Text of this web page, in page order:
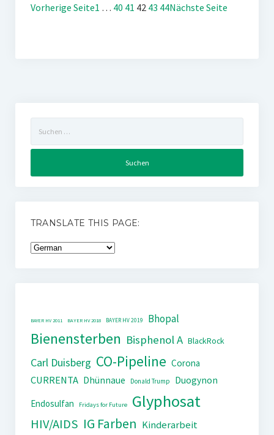
Vorherige Seite1 … 40 41 42 43 44Nächste Seite
nach:
TRANSLATE THIS PAGE:
BAYER HV 2011 BAYER HV 2018 BAYER HV 2019 Bhopal
Bienensterben Bisphenol A BlackRock
Carl Duisberg CO-Pipeline Corona
CURRENTA Dhünnaue Donald Trump
Duogynon
Endosulfan
Fridays for Future Glyphosat
HIV/AIDS IG Farben Kinderarbeit